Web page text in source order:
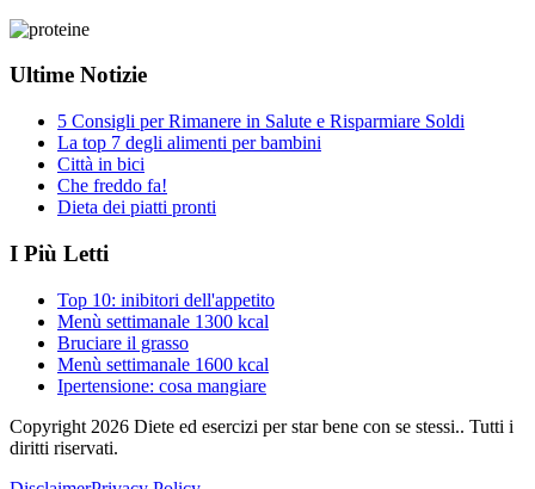
Ultime Notizie
5 Consigli per Rimanere in Salute e Risparmiare Soldi
La top 7 degli alimenti per bambini
Città in bici
Che freddo fa!
Dieta dei piatti pronti
I Più Letti
Top 10: inibitori dell'appetito
Menù settimanale 1300 kcal
Bruciare il grasso
Menù settimanale 1600 kcal
Ipertensione: cosa mangiare
Copyright 2026 Diete ed esercizi per star bene con se stessi.. Tutti i
diritti riservati.